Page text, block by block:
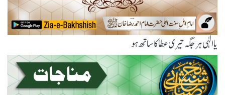
یاالٰہی ہر جگہ تیری عطا کا ساتھ ہو